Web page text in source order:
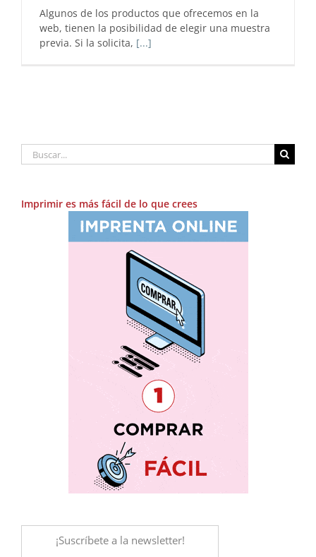
Algunos de los productos que ofrecemos en la
web, tienen la posibilidad de elegir una muestra
previa. Si la solicita, [...]
Buscar:
Imprimir es más fácil de lo que crees